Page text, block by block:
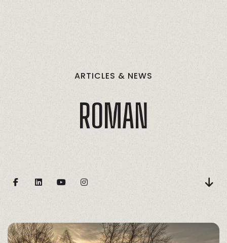
ARTICLES & NEWS
ROMAN